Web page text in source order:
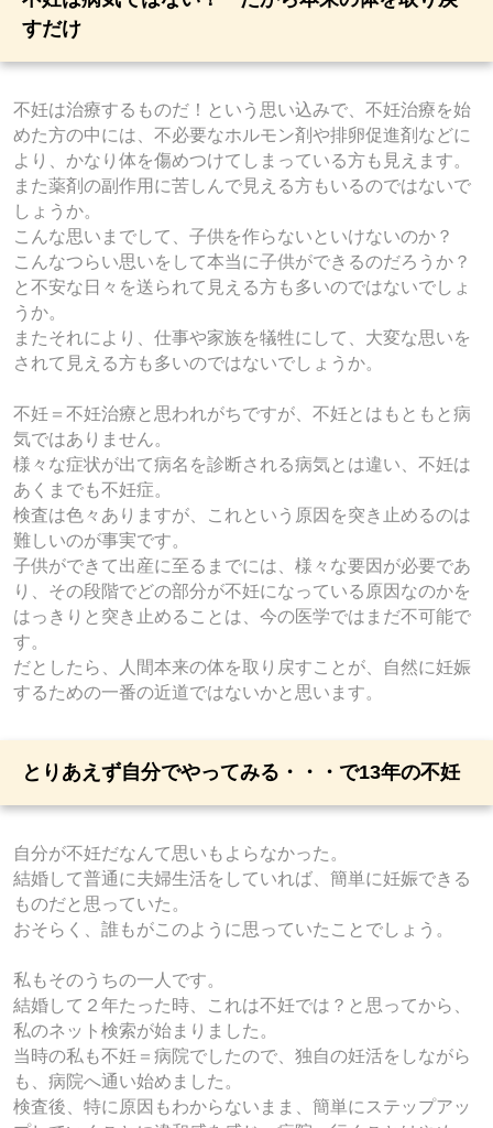
すだけ
不妊は治療するものだ！という思い込みで、不妊治療を始
めた方の中には、不必要なホルモン剤や排卵促進剤などに
より、かなり体を傷めつけてしまっている方も見えます。
また薬剤の副作用に苦しんで見える方もいるのではないで
しょうか。
こんな思いまでして、子供を作らないといけないのか？
こんなつらい思いをして本当に子供ができるのだろうか？
と不安な日々を送られて見える方も多いのではないでしょ
うか。
またそれにより、仕事や家族を犠牲にして、大変な思いを
されて見える方も多いのではないでしょうか。
不妊＝不妊治療と思われがちですが、不妊とはもともと病
気ではありません。
様々な症状が出て病名を診断される病気とは違い、不妊は
あくまでも不妊症。
検査は色々ありますが、これという原因を突き止めるのは
難しいのが事実です。
子供ができて出産に至るまでには、様々な要因が必要であ
り、その段階でどの部分が不妊になっている原因なのかを
はっきりと突き止めることは、今の医学ではまだ不可能で
す。
だとしたら、人間本来の体を取り戻すことが、自然に妊娠
するための一番の近道ではないかと思います。
とりあえず自分でやってみる・・・で13年の不妊
自分が不妊だなんて思いもよらなかった。
結婚して普通に夫婦生活をしていれば、簡単に妊娠できる
ものだと思っていた。
おそらく、誰もがこのように思っていたことでしょう。
私もそのうちの一人です。
結婚して２年たった時、これは不妊では？と思ってから、
私のネット検索が始まりました。
当時の私も不妊＝病院でしたので、独自の妊活をしながら
も、病院へ通い始めました。
検査後、特に原因もわからないまま、簡単にステップアッ